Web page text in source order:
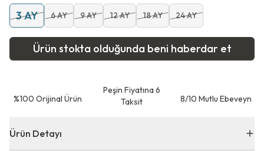
3 AY 6 AY 9 AY 12 AY 18 AY 24 AY
Ürün stokta olduğunda beni haberdar et
⁠%100 Orijinal Ürün
Peşin Fiyatına 6
Taksit
8/10 Mutlu Ebeveyn
Ürün Detayı